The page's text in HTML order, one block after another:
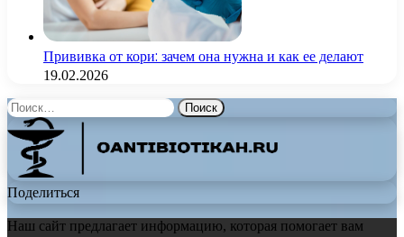
Прививка от кори: зачем она нужна и как ее делают
19.02.2026
Найти:
Поделиться
Наш сайт предлагает информацию, которая помогает вам